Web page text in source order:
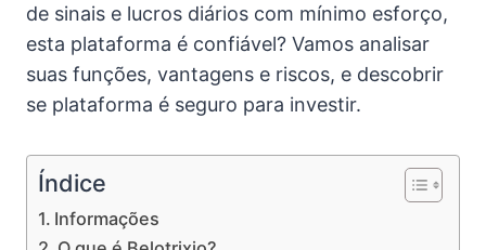
de sinais e lucros diários com mínimo esforço,
esta plataforma é confiável? Vamos analisar
suas funções, vantagens e riscos, e descobrir
se plataforma é seguro para investir.
Índice
Informações